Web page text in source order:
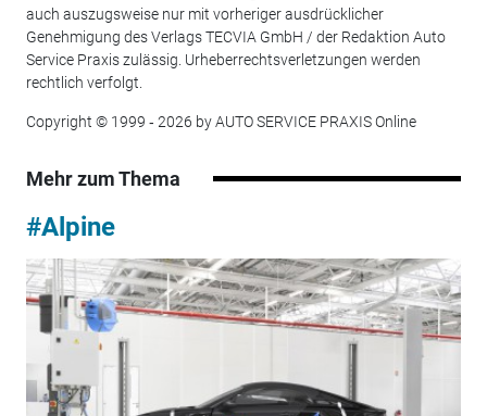
auch auszugsweise nur mit vorheriger ausdrücklicher
Genehmigung des Verlags TECVIA GmbH / der Redaktion Auto
Service Praxis zulässig. Urheberrechtsverletzungen werden
rechtlich verfolgt.
Copyright © 1999 ‐ 2026 by AUTO SERVICE PRAXIS Online
Mehr zum Thema
#Alpine